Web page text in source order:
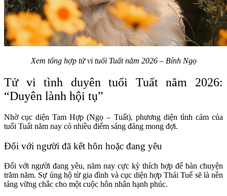
Xem tổng hợp tử vi tuổi Tuất năm 2026 – Bính Ngọ
Tử vi tình duyên tuổi Tuất năm 2026:
“Duyên lành hội tụ”
Nhờ cục diện Tam Hợp (Ngọ – Tuất), phương diện tình cảm của
tuổi Tuất năm nay có nhiều điểm sáng đáng mong đợi.
Đối với người đã kết hôn hoặc đang yêu
Đối với người đang yêu, năm nay cực kỳ thích hợp để bàn chuyện
trăm năm. Sự ủng hộ từ gia đình và cục diện hợp Thái Tuế sẽ là nền
tảng vững chắc cho một cuộc hôn nhân hạnh phúc.